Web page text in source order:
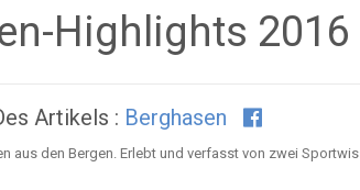
Highlights 2016
Artikels : Berghasen
aus den Bergen. Erlebt und verfasst von zwei